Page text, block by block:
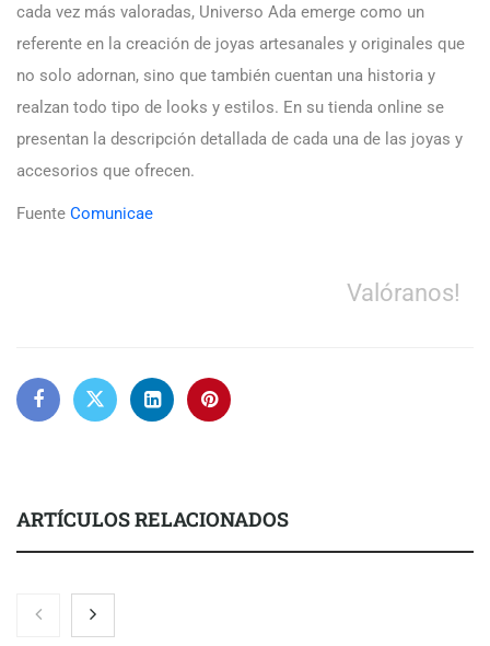
cada vez más valoradas, Universo Ada emerge como un
referente en la creación de joyas artesanales y originales que
no solo adornan, sino que también cuentan una historia y
realzan todo tipo de looks y estilos. En su tienda online se
presentan la descripción detallada de cada una de las joyas y
accesorios que ofrecen.
Fuente Comunicae
Valóranos!
ARTÍCULOS RELACIONADOS
El nuevo mapa de zonas tensionadas abre nuevos frentes
legales para propietarios e inquilinos en Cataluña